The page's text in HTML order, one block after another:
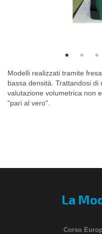
Modelli realizzati tramite
bassa densità. Trattandosi
valutazione volumetrica non
"pari al vero".
La
Corso